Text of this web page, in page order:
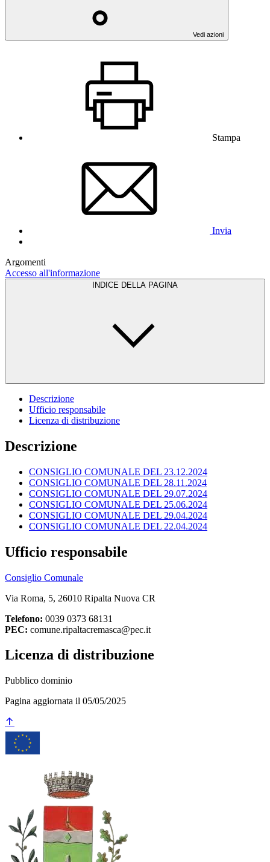
Vedi azioni
Stampa
Invia
Argomenti
Accesso all'informazione
INDICE DELLA PAGINA
Descrizione
Ufficio responsabile
Licenza di distribuzione
Descrizione
CONSIGLIO COMUNALE DEL 23.12.2024
CONSIGLIO COMUNALE DEL 28.11.2024
CONSIGLIO COMUNALE DEL 29.07.2024
CONSIGLIO COMUNALE DEL 25.06.2024
CONSIGLIO COMUNALE DEL 29.04.2024
CONSIGLIO COMUNALE DEL 22.04.2024
Ufficio responsabile
Consiglio Comunale
Via Roma, 5, 26010 Ripalta Nuova CR
Telefono: 0039 0373 68131
PEC: comune.ripaltacremasca@pec.it
Licenza di distribuzione
Pubblico dominio
Pagina aggiornata il 05/05/2025